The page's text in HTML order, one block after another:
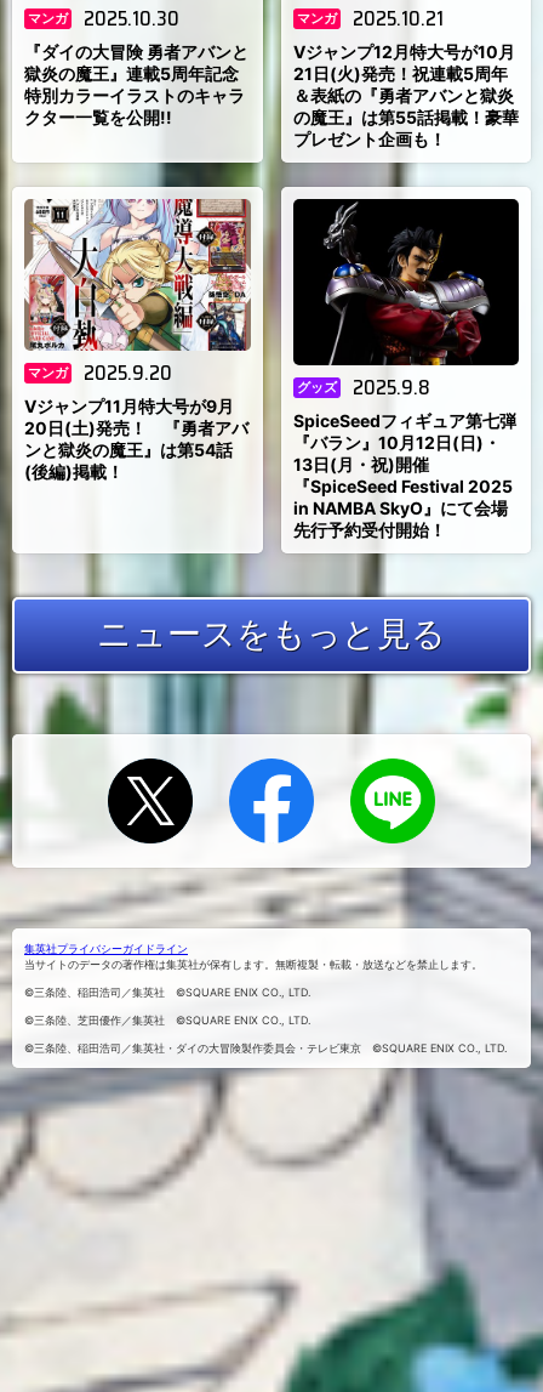
マンガ 2025.10.30
『ダイの大冒険 勇者アバンと
獄炎の魔王』連載5周年記念
特別カラーイラストのキャラ
クター一覧を公開!!
マンガ 2025.10.21
Vジャンプ12月特大号が10月
21日(火)発売！祝連載5周年
＆表紙の『勇者アバンと獄炎
の魔王』は第55話掲載！豪華
プレゼント企画も！
マンガ 2025.9.20
Vジャンプ11月特大号が9月
20日(土)発売！ 『勇者アバ
ンと獄炎の魔王』は第54話
(後編)掲載！
グッズ 2025.9.8
SpiceSeedフィギュア第七弾
『バラン』10月12日(日)・
13日(月・祝)開催
『SpiceSeed Festival 2025
in NAMBA SkyO』にて会場
先行予約受付開始！
ニュースをもっと見る
アする
でシェア
する
くる
集英社プライバシーガイドライン
当サイトのデータの著作権は集英社が保有します。無断複製・転載・放送などを禁止します。
©三条陸、稲田浩司／集英社 ©SQUARE ENIX CO., LTD.
©三条陸、芝田優作／集英社 ©SQUARE ENIX CO., LTD.
©三条陸、稲田浩司／集英社・ダイの大冒険製作委員会・テレビ東京 ©SQUARE ENIX CO., LTD.